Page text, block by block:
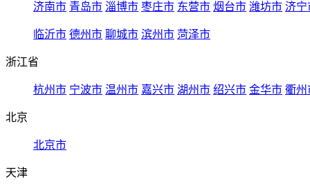
济南市 青岛市 淄博市 枣庄市 东营市 烟台市 潍坊市 济宁
临沂市 德州市 聊城市 滨州市 菏泽市
浙江省
杭州市 宁波市 温州市 嘉兴市 湖州市 绍兴市 金华市 衢州
北京
北京市
天津